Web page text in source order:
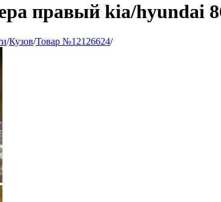
правый kia/hyundai
/Кузов/Товар №12126624/